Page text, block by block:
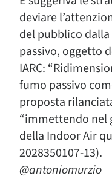
deviare
del pubblico
passivo, oggetto
IARC:
fumo passivo
proposta
“immettendo nel
della Indoor Air
2028350107-13).
@antoniomurzio